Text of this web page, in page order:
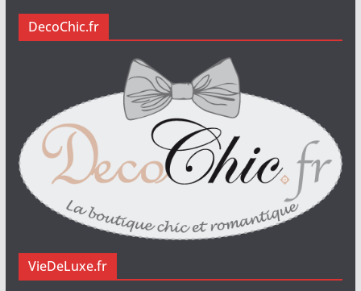
DecoChic.fr
VieDeLuxe.fr